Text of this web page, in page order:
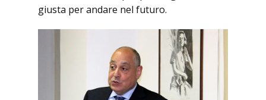
giusta per andare nel futuro.